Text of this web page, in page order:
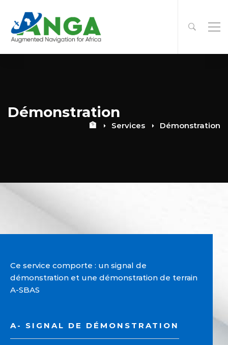
Démonstration
🏦 Services Démonstration
Ce service comporte : un signal de
démonstration et une démonstration de terrain
A-SBAS
A- SIGNAL DE DÉMONSTRATION